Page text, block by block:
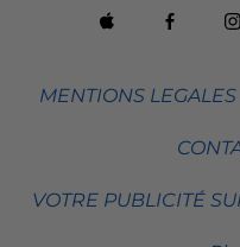
MENTIONS LEGALES
VOTRE PUBLICITÉ